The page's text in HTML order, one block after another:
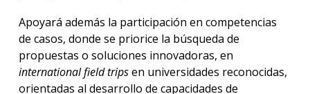
Apoyará además la participación en competencias
de casos, donde se priorice la búsqueda de
propuestas o soluciones innovadoras, en
international field tripsen universidades reconocidas,
orientadas al desarrollo de capacidades de